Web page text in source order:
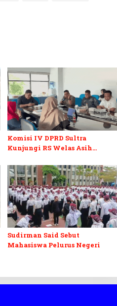
Komisi IV DPRD Sultra
Kunjungi RS Welas Asih
hingga Layanan Medis
Canggih
Sudirman Said Sebut
Mahasiswa Pelurus Negeri